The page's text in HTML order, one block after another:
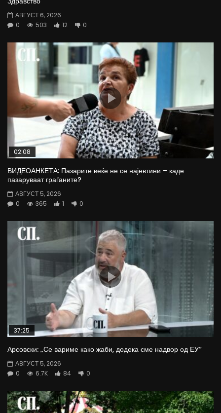
АВГУСТ 6, 2026
0
503 12 0
02:08
ВИДЕОАНКЕТА: Пазарите веќе не се најевтини – каде
пазаруваат граѓаните?
АВГУСТ 5, 2026
0
365 1 0
37:25
Арсовски: „Се вариме како жаби, додека сме надвор од ЕУ“
АВГУСТ 5, 2026
0
6.7K 84 0